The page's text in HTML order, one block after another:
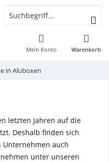
Warenkorb
Mein Konto
in Aluboxen
letzten Jahren auf die
Deshalb finden sich
auch
unter unseren